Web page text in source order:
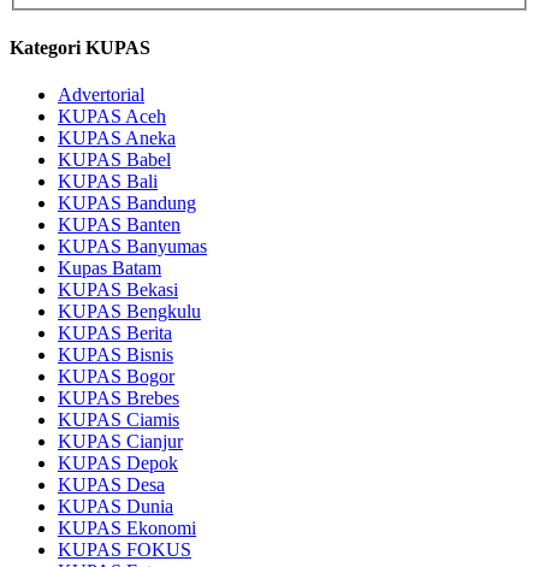
Kategori KUPAS
Advertorial
KUPAS Aceh
KUPAS Aneka
KUPAS Babel
KUPAS Bali
KUPAS Bandung
KUPAS Banten
KUPAS Banyumas
Kupas Batam
KUPAS Bekasi
KUPAS Bengkulu
KUPAS Berita
KUPAS Bisnis
KUPAS Bogor
KUPAS Brebes
KUPAS Ciamis
KUPAS Cianjur
KUPAS Depok
KUPAS Desa
KUPAS Dunia
KUPAS Ekonomi
KUPAS FOKUS